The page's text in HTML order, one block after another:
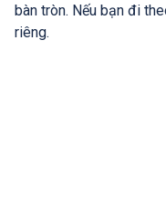
bàn tròn. Nếu bạn đi
riêng.